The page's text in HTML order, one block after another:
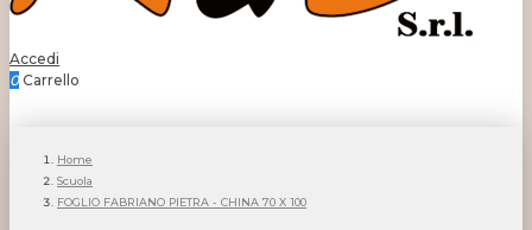
Accedi
0 Carrello
Home
Scuola
FOGLIO FABRIANO PIETRA - CHINA 70 X 100